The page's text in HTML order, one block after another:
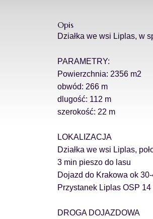
Opis
Działka we wsi Liplas, w
PARAMETRY:
Powierzchnia: 2356 m2
obwód: 266 m
dlugość: 112 m
szerokość: 22 m
LOKALIZACJA
Działka we wsi Liplas,
3 min pieszo do lasu
Dojazd do Krakowa ok
Przystanek Liplas OSP
DROGA DOJAZDOWA